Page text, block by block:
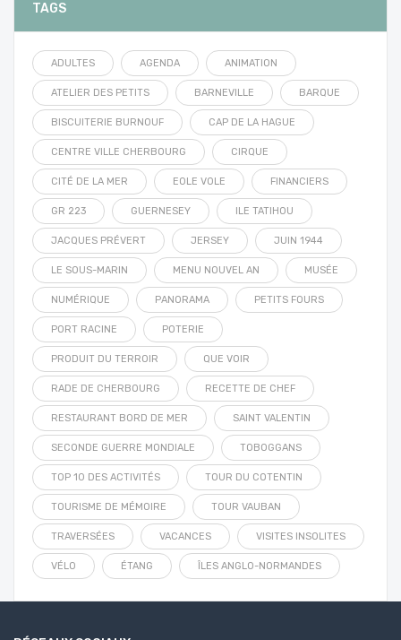
TAGS
ADULTES AGENDA ANIMATION
ATELIER DES PETITS BARNEVILLE BARQUE
BISCUITERIE BURNOUF CAP DE LA HAGUE
CENTRE VILLE CHERBOURG CIRQUE
CITÉ DE LA MER EOLE VOLE FINANCIERS
GR 223 GUERNESEY ILE TATIHOU
JACQUES PRÉVERT JERSEY JUIN 1944
LE SOUS-MARIN MENU NOUVEL AN MUSÉE
NUMÉRIQUE PANORAMA PETITS FOURS
PORT RACINE POTERIE
PRODUIT DU TERROIR QUE VOIR
RADE DE CHERBOURG RECETTE DE CHEF
RESTAURANT BORD DE MER SAINT VALENTIN
SECONDE GUERRE MONDIALE TOBOGGANS
TOP 10 DES ACTIVITÉS TOUR DU COTENTIN
TOURISME DE MÉMOIRE TOUR VAUBAN
TRAVERSÉES VACANCES VISITES INSOLITES
VÉLO ÉTANG ÎLES ANGLO-NORMANDES